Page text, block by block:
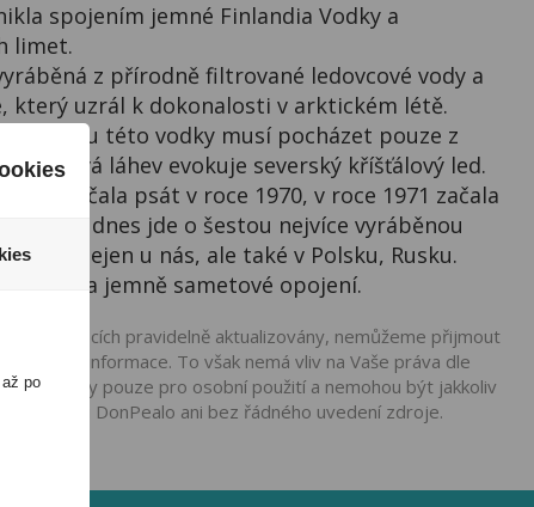
spojením jemné Finlandia Vodky a
limet.
z přírodně filtrované ledovcové vody a
který uzrál k dokonalosti v arktickém létě.
výrobu této vodky musí pocházet pouze z
láhev evokuje severský kříšťálový led.
se začala psát v roce 1970, v roce 1971 začala
a dnes jde o šestou nejvíce vyráběnou
je nejen u nás, ale také v Polsku, Rusku.
doušek a jemně sametové opojení.
o výrobcích pravidelně aktualizovány, nemůžeme přijmout
informace. To však nemá vliv na Vaše práva dle
podávány pouze pro osobní použití a nemohou být jakkoliv
souhlasu DonPealo ani bez řádného uvedení zdroje.
po